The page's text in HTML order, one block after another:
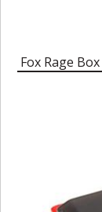
Fox Rage